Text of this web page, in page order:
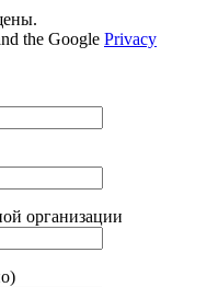
the Google Privacy
организации